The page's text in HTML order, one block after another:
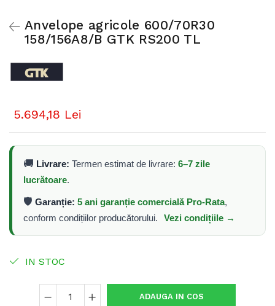
Anvelope agricole 600/70R30
158/156A8/B GTK RS200 TL
5.694,18 Lei
🚚 Livrare: Termen estimat de livrare: 6–7 zile
lucrătoare.
🛡️ Garanție: 5 ani garanție comercială Pro-Rata,
conform condițiilor producătorului.
Vezi condițiile →
IN STOC
ADAUGA IN COS